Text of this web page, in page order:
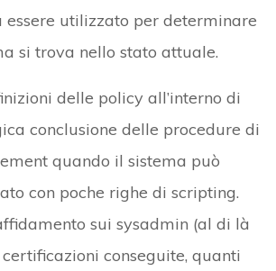
utilizzato per determinare
si trova nello stato attuale.
delle policy all’interno di
conclusione delle procedure di
quando il sistema può
con poche righe di scripting.
sui sysadmin (al di là
conseguite, quanti